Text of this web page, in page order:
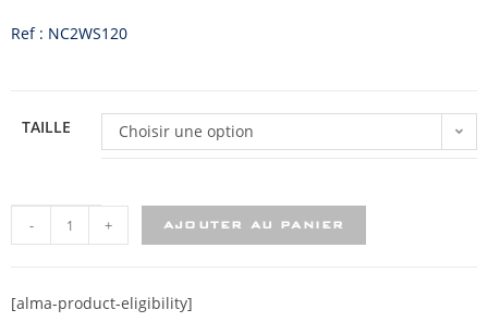
Ref : NC2WS120
TAILLE Choisir une option
- + AJOUTER AU PANIER
[alma-product-eligibility]